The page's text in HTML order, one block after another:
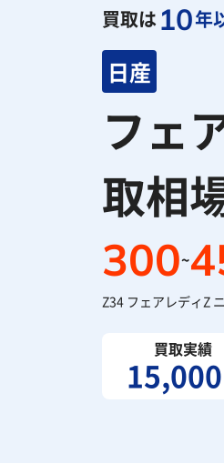
買取は10年
日産
フェ
取相
300~
Z34 フェアレディZ
買取実績
15,000